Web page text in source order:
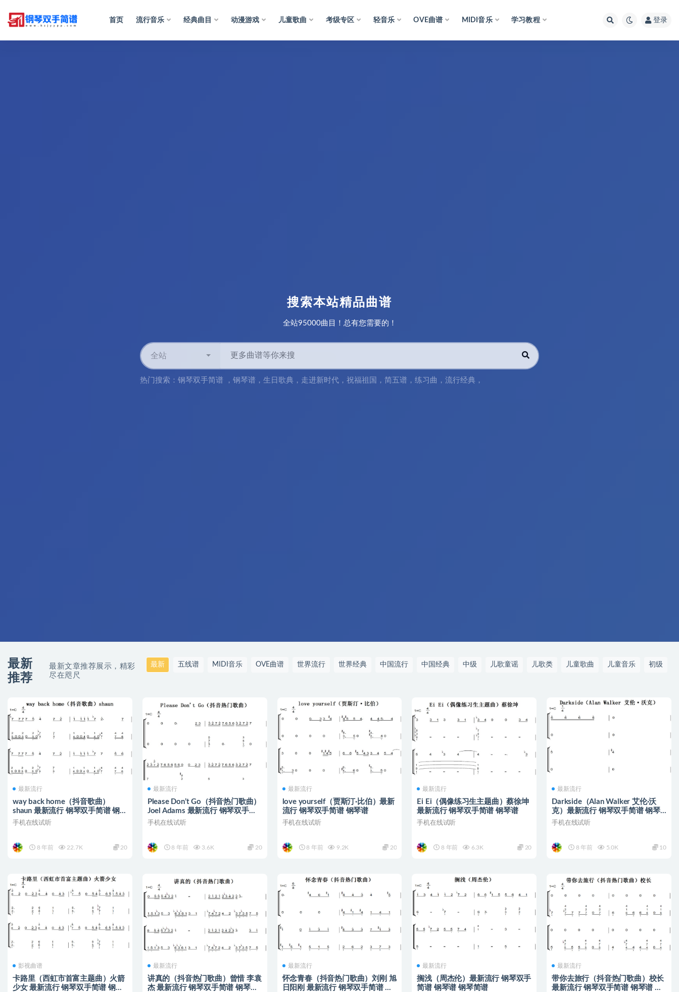
首页 流行音乐 经典曲目 动漫游戏 儿童歌曲 考级专区 轻音乐 OVE曲谱 MIDI音乐 学习教程 登录
搜索本站精品曲谱
全站95000曲目！总有您需要的！
全站
热门搜索： 钢琴双手简谱 ， 钢琴谱 ， 生日歌典 ， 走进新时代 ， 祝福祖国 ， 简五谱，练习曲 ， 流行经典 ，
最新
推荐
最新文章推荐展示，精彩
尽在咫尺
最新 五线谱 MIDI音乐 OVE曲谱 世界流行 世界经典 中国流行 中国经典 中级 儿歌童谣 儿歌类 儿童歌曲 儿童音乐 初级
最新流行
way back home（抖音歌曲）
shaun 最新流行 钢琴双手简谱 钢
琴谱
手机在线试听
8 年前 22.7K 20
最新流行
Please Don’t Go（抖音热门歌曲）
Joel Adams 最新流行 钢琴双手简
谱 钢琴谱
手机在线试听
8 年前 3.6K 20
最新流行
love yourself（贾斯汀·比伯）最新
流行 钢琴双手简谱 钢琴谱
手机在线试听
8 年前 9.2K 20
最新流行
Ei Ei（偶像练习生主题曲）蔡徐坤
最新流行 钢琴双手简谱 钢琴谱
手机在线试听
8 年前 6.3K 20
最新流行
Darkside（Alan Walker 艾伦·沃
克）最新流行 钢琴双手简谱 钢琴
谱
手机在线试听
8 年前 5.0K 10
影视曲谱
卡路里（西虹市首富主题曲）火箭
少女 最新流行 钢琴双手简谱 钢琴
最新流行
讲真的（抖音热门歌曲）曾惜 李袁
杰 最新流行 钢琴双手简谱 钢琴谱
最新流行
怀念青春（抖音热门歌曲）刘刚 旭
日阳刚 最新流行 钢琴双手简谱 钢
最新流行
搁浅（周杰伦）最新流行 钢琴双手
简谱 钢琴谱 钢琴简谱
最新流行
带你去旅行（抖音热门歌曲）校长
最新流行 钢琴双手简谱 钢琴谱 钢